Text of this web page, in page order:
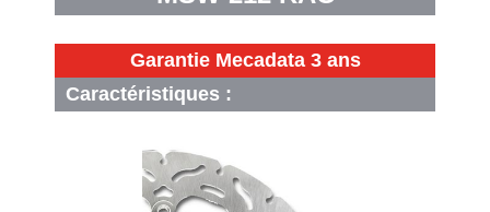
Caractéristiques :
Garantie Mecadata 3 ans